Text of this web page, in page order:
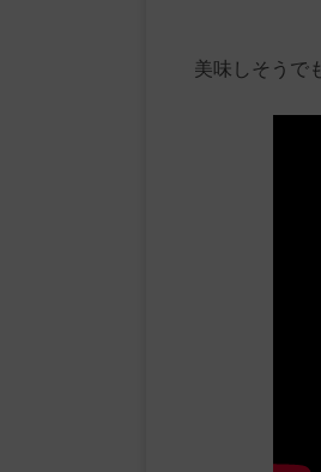
美味しそうで